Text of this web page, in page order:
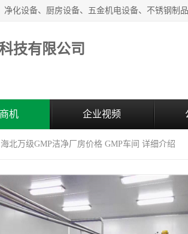
技有限公司
机 企业视频
北万级GMP洁净厂房价格 GMP车间 详细介绍